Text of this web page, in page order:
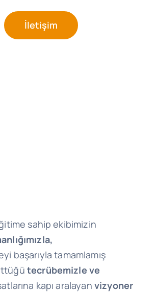
İletişim
sahip ekibimizin
başarıyla tamamlamış
tecrübemizle ve
kapı aralayan vizyoner